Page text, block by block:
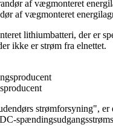
af vægmonteret
lithiumbatteri, der er
ikke er strøm fra elnettet.
strømforsyning",